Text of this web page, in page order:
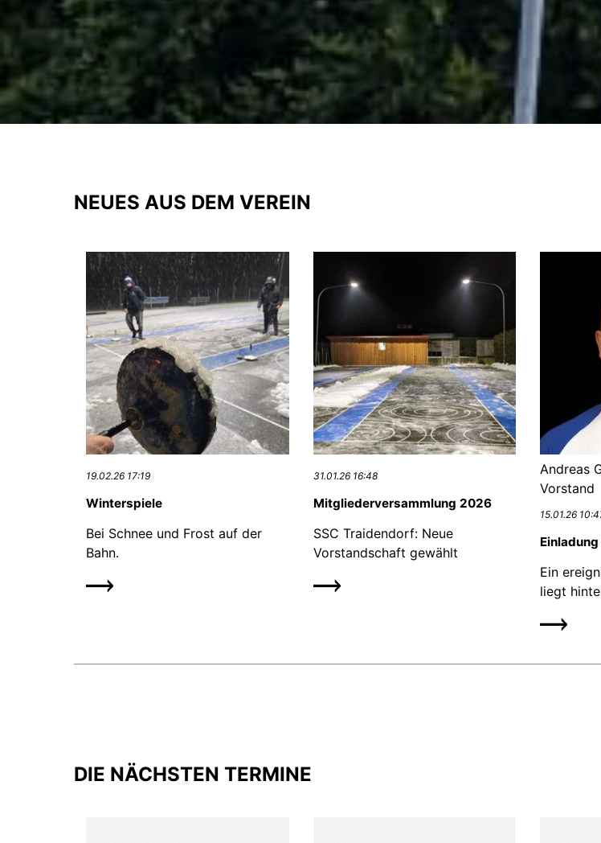
NEUES AUS DEM VEREIN
19.02.26 17:19
Winterspiele
Bei Schnee und Frost auf der
Bahn.
31.01.26 16:48
Mitgliederversammlung 2026
SSC Traidendorf: Neue
Vorstandschaft gewählt
Andreas
Vorstand
15.01.26
Ein
liegt
DIE NÄCHSTEN TERMINE